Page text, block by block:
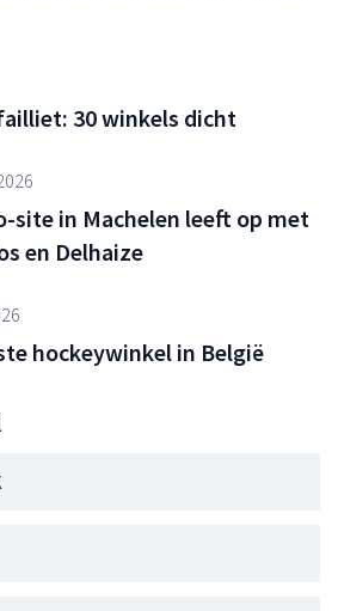
30 winkels dicht
site in Machelen leeft op met
en Delhaize
hockeywinkel in België